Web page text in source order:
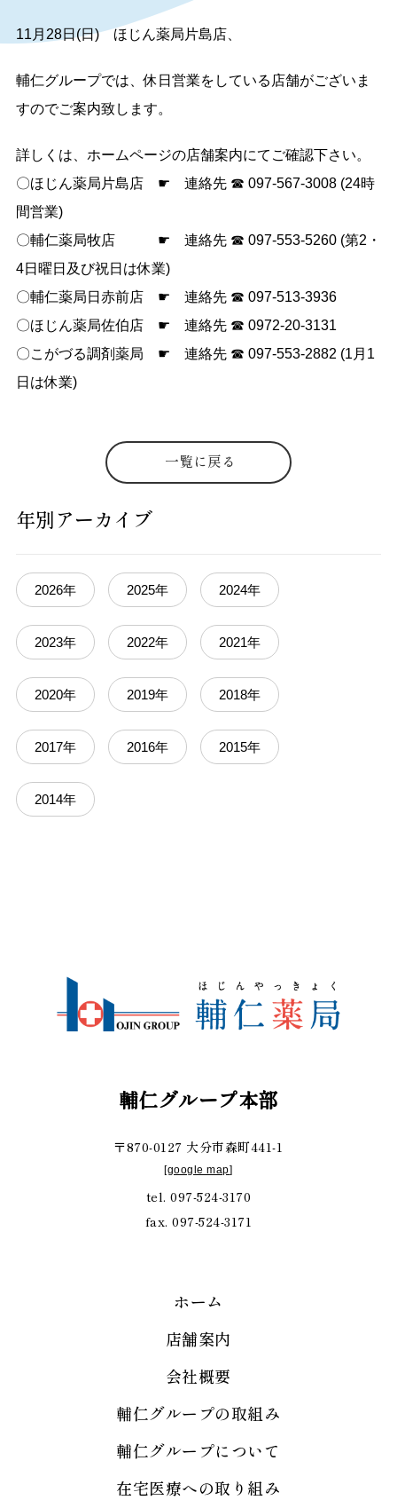
11月28日(日) ほじん薬局片島店、
輔仁グループでは、休日営業をしている店舗がございま
すのでご案内致します。
詳しくは、ホームページの店舗案内にてご確認下さい。
〇ほじん薬局片島店 ☛ 連絡先 ☎ 097-567-3008 (24時
間営業)
〇輔仁薬局牧店 ☛ 連絡先 ☎ 097-553-5260 (第2・
4日曜日及び祝日は休業)
〇輔仁薬局日赤前店 ☛ 連絡先 ☎ 097-513-3936
〇ほじん薬局佐伯店 ☛ 連絡先 ☎ 0972-20-3131
〇こがづる調剤薬局 ☛ 連絡先 ☎ 097-553-2882 (1月1
日は休業)
一覧に戻る
年別アーカイブ
2026年 2025年 2024年
2023年 2022年 2021年
2020年 2019年 2018年
2017年 2016年 2015年
2014年
輔仁グループ本部
〒870-0127 大分市森町441-1
[google map]
tel. 097-524-3170
fax. 097-524-3171
ホーム
店舗案内
会社概要
輔仁グループの取組み
輔仁グループについて
在宅医療への取り組み